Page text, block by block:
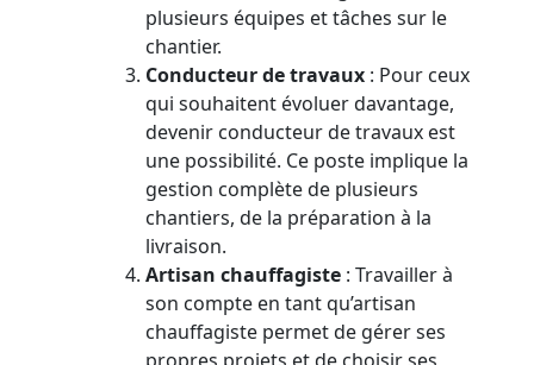
plusieurs équipes et tâches sur le
chantier.
Conducteur de travaux : Pour ceux
qui souhaitent évoluer davantage,
devenir conducteur de travaux est
une possibilité. Ce poste implique la
gestion complète de plusieurs
chantiers, de la préparation à la
livraison.
Artisan chauffagiste : Travailler à
son compte en tant qu’artisan
chauffagiste permet de gérer ses